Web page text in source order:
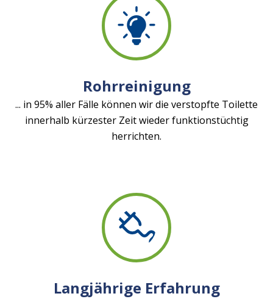
Rohrreinigung
... in 95% aller Fälle können wir die verstopfte Toilette
innerhalb kürzester Zeit wieder funktionstüchtig
herrichten.
Langjährige Erfahrung